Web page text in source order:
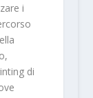
i
di